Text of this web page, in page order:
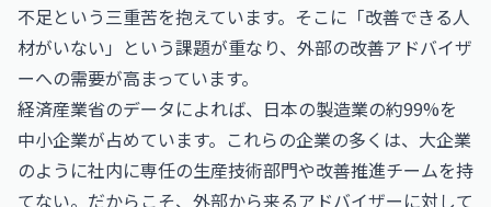
不足という三重苦を抱えています。そこに「改善できる人
材がいない」という課題が重なり、外部の改善アドバイザ
ーへの需要が高まっています。
経済産業省のデータによれば、日本の製造業の約99%を
中小企業が占めています。これらの企業の多くは、大企業
のように社内に専任の生産技術部門や改善推進チームを持
てない。だからこそ、外部から来るアドバイザーに対して